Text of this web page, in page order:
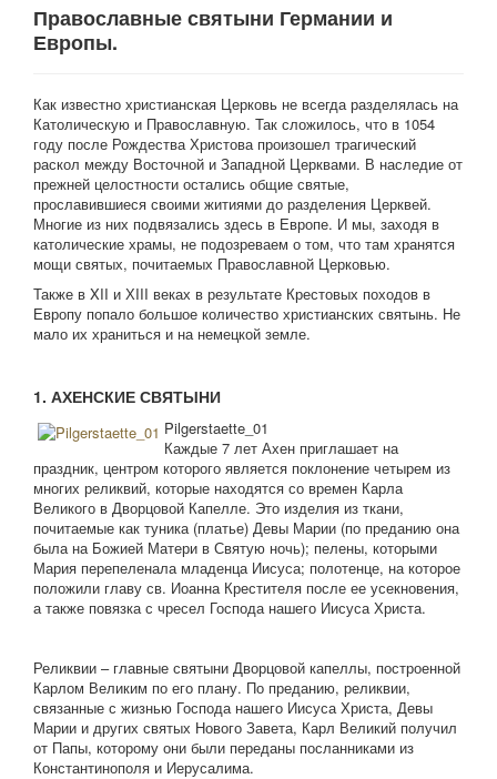
Православные святыни Германии и
Европы.
Как известно христианская Церковь не всегда разделялась на
Католическую и Православную. Так сложилось, что в 1054
году после Рождества Христова произошел трагический
раскол между Восточной и Западной Церквами. В наследие от
прежней целостности остались общие святые,
прославившиеся своими житиями до разделения Церквей.
Многие из них подвязались здесь в Европе. И мы, заходя в
католические храмы, не подозреваем о том, что там хранятся
мощи святых, почитаемых Православной Церковью.
Также в XII и ХIII веках в результате Крестовых походов в
Европу попало большое количество христианских святынь. Не
мало их храниться и на немецкой земле.
1. АХЕНСКИЕ СВЯТЫНИ
Pilgerstaette_01
Каждые 7 лет Ахен приглашает на
праздник, центром которого является поклонение четырем из
многих реликвий, которые находятся со времен Карла
Великого в Дворцовой Капелле. Это изделия из ткани,
почитаемые как туника (платье) Девы Марии (по преданию она
была на Божией Матери в Святую ночь); пелены, которыми
Мария перепеленала младенца Иисуса; полотенце, на которое
положили главу св. Иоанна Крестителя после ее усекновения,
а также повязка с чресел Господа нашего Иисуса Христа.
Реликвии – главные святыни Дворцовой капеллы, построенной
Карлом Великим по его плану. По преданию, реликвии,
связанные с жизнью Господа нашего Иисуса Христа, Девы
Марии и других святых Нового Завета, Карл Великий получил
от Папы, которому они были переданы посланниками из
Константинополя и Иерусалима.